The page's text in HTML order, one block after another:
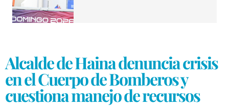
Alcalde de Haina denuncia crisis
en el Cuerpo de Bomberos y
cuestiona manejo de recursos